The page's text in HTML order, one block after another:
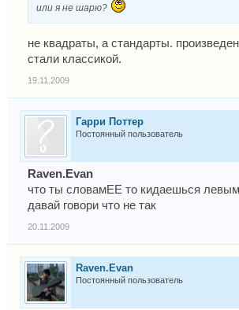
или я не шарю?
не квадраты, а стандарты.
стали классикой.
19.11.2009
Гарри Поттер
Постоянный пользователь
Raven.Evan
что ты словамЕЕ то кидаешься
давай говори что не так
20.11.2009
Raven.Evan
Постоянный пользователь